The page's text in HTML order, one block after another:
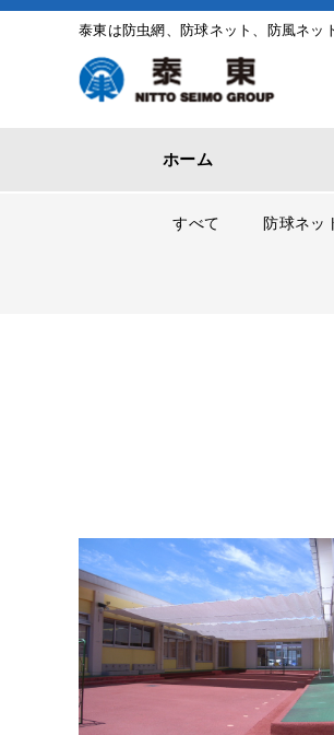
泰東は防虫網、防球ネット、防風ネッ
ホーム
すべて 防球ネッ